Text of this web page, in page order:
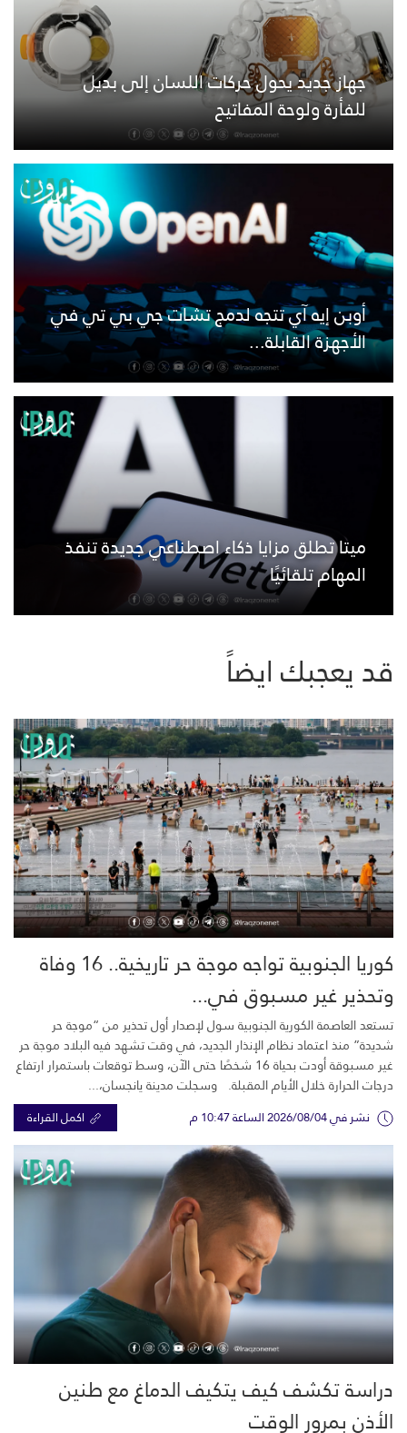
جهاز جديد يحول حركات اللسان إلى بديل
للفأرة ولوحة المفاتيح
أوبن إيه آي تتجه لدمج تشات جي بي تي في
الأجهزة القابلة...
ميتا تطلق مزايا ذكاء اصطناعي جديدة تنفذ
المهام تلقائيًا
قد يعجبك ايضاً
كوريا الجنوبية تواجه موجة حر تاريخية.. 16 وفاة
وتحذير غير مسبوق في...
تستعد العاصمة الكورية الجنوبية سول لإصدار أول تحذير من “موجة حر
شديدة” منذ اعتماد نظام الإنذار الجديد، في وقت تشهد فيه البلاد موجة حر
غير مسبوقة أودت بحياة 16 شخصًا حتى الآن، وسط توقعات باستمرار ارتفاع
درجات الحرارة خلال الأيام المقبلة. وسجلت مدينة يانجسان،...
نشر في 2026/08/04 الساعة 10:47 م اكمل القراءة
دراسة تكشف كيف يتكيف الدماغ مع طنين
الأذن بمرور الوقت